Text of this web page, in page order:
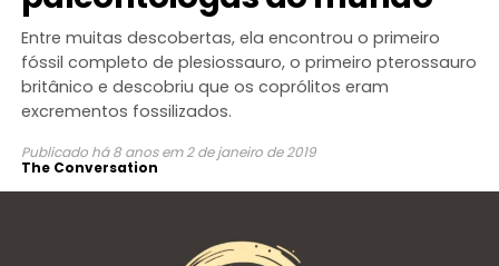
Entre muitas descobertas, ela encontrou o primeiro
fóssil completo de plesiossauro, o primeiro pterossauro
britânico e descobriu que os coprólitos eram
excrementos fossilizados.
Publicado há 8 anos em 2 de janeiro de 2019
The Conversation